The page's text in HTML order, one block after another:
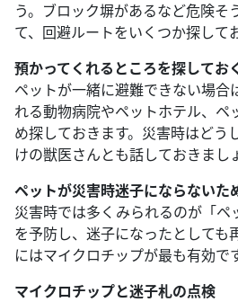
う。ブロック塀があるなど危険そ
て、回避ルートをいくつか探して
預かってくれるところを探してお
ペットが一緒に避難できない場合
れる動物病院やペットホテル、ペ
め探しておきます。災害時はどう
けの獣医さんとも話しておきまし
ペットが災害時迷子にならないた
災害時では多くみられるのが「ペ
を予防し、迷子になったとしても
にはマイクロチップが最も有効です
マイクロチップと迷子札の点検